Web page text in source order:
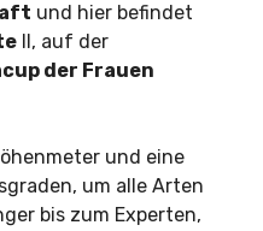
und hier befindet
II, auf der
der Frauen
und eine
um alle Arten
bis zum Experten,